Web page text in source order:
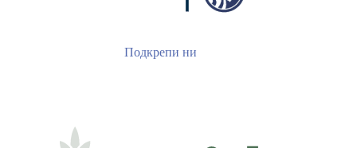
Подкрепи ни